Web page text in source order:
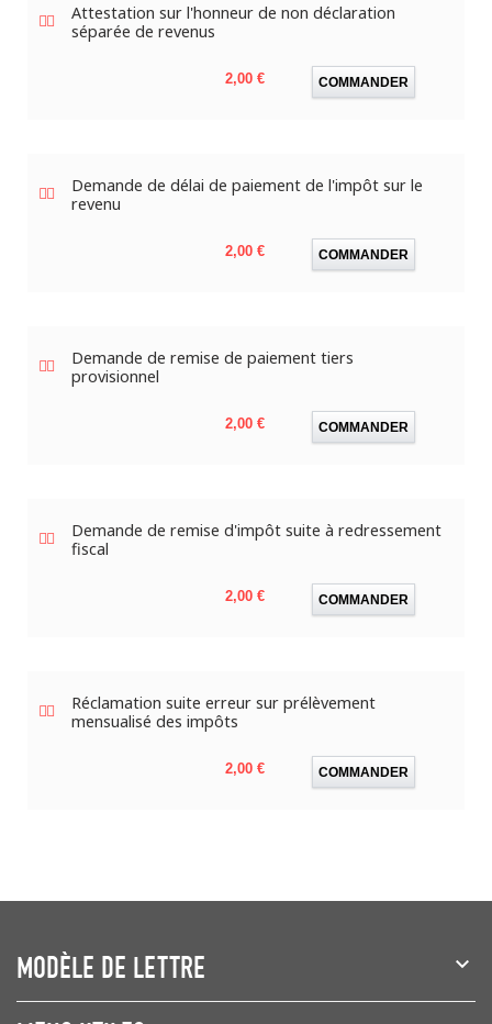
Attestation sur l'honneur de non déclaration
séparée de revenus
Prix
2,00 € COMMANDER
Demande de délai de paiement de l'impôt sur le
revenu
Prix
2,00 € COMMANDER
Demande de remise de paiement tiers
provisionnel
Prix
2,00 € COMMANDER
Demande de remise d'impôt suite à redressement
fiscal
Prix
2,00 € COMMANDER
Réclamation suite erreur sur prélèvement
mensualisé des impôts
Prix
2,00 € COMMANDER
MODÈLE DE LETTRE